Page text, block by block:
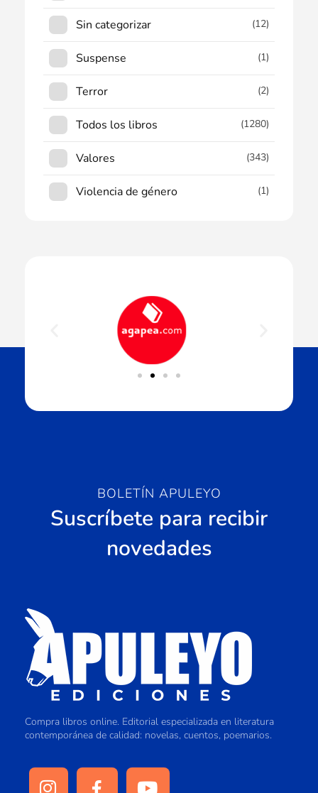
Sin categorizar (12)
Suspense (1)
Terror (2)
Todos los libros (1280)
Valores (343)
Violencia de género (1)
BOLETÍN APULEYO
Suscríbete para recibir
novedades
Compra libros online. Editorial especializada en literatura
contemporánea de calidad: novelas, cuentos, poemarios.